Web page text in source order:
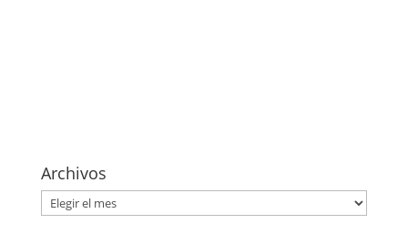
Archivos
Archivos